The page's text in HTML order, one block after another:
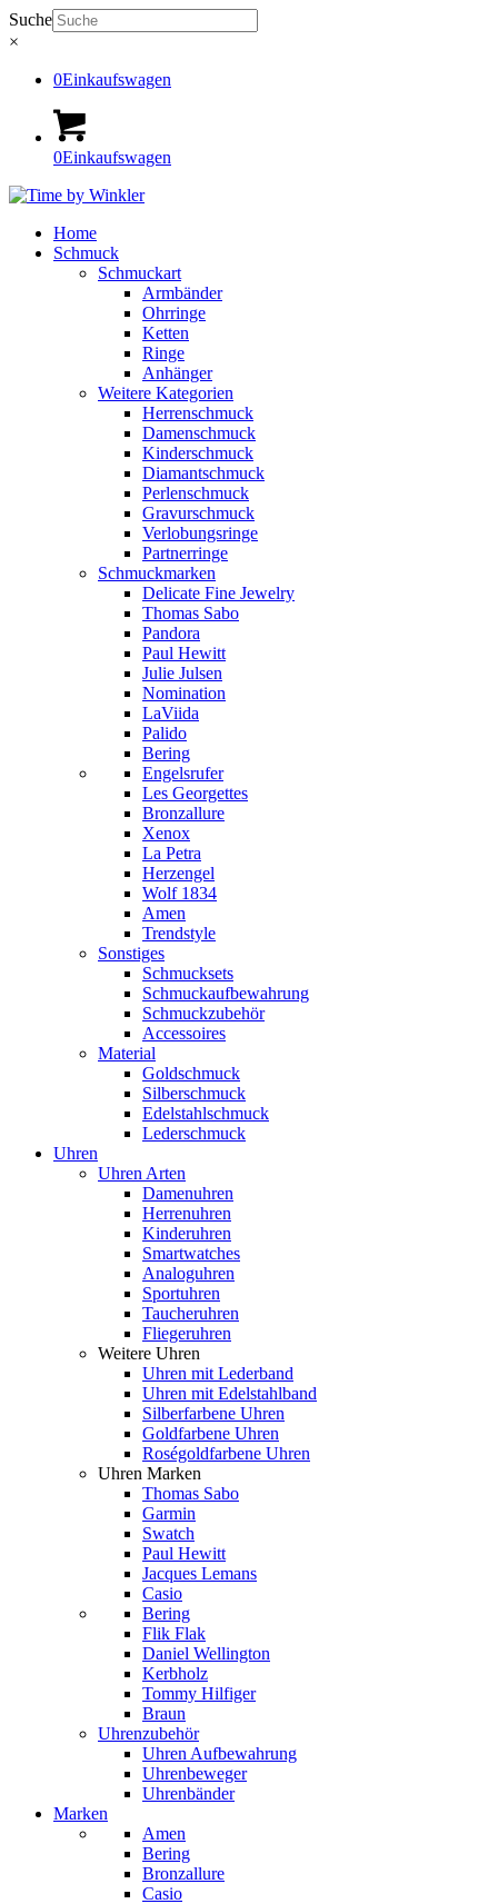
Suche
×
0Einkaufswagen
0Einkaufswagen
Home
Schmuck
Schmuckart
Armbänder
Ohrringe
Ketten
Ringe
Anhänger
Weitere Kategorien
Herrenschmuck
Damenschmuck
Kinderschmuck
Diamantschmuck
Perlenschmuck
Gravurschmuck
Verlobungsringe
Partnerringe
Schmuckmarken
Delicate Fine Jewelry
Thomas Sabo
Pandora
Paul Hewitt
Julie Julsen
Nomination
LaViida
Palido
Bering
Engelsrufer
Les Georgettes
Bronzallure
Xenox
La Petra
Herzengel
Wolf 1834
Amen
Trendstyle
Sonstiges
Schmucksets
Schmuckaufbewahrung
Schmuckzubehör
Accessoires
Material
Goldschmuck
Silberschmuck
Edelstahlschmuck
Lederschmuck
Uhren
Uhren Arten
Damenuhren
Herrenuhren
Kinderuhren
Smartwatches
Analoguhren
Sportuhren
Taucheruhren
Fliegeruhren
Weitere Uhren
Uhren mit Lederband
Uhren mit Edelstahlband
Silberfarbene Uhren
Goldfarbene Uhren
Roségoldfarbene Uhren
Uhren Marken
Thomas Sabo
Garmin
Swatch
Paul Hewitt
Jacques Lemans
Casio
Bering
Flik Flak
Daniel Wellington
Kerbholz
Tommy Hilfiger
Braun
Uhrenzubehör
Uhren Aufbewahrung
Uhrenbeweger
Uhrenbänder
Marken
Amen
Bering
Bronzallure
Casio